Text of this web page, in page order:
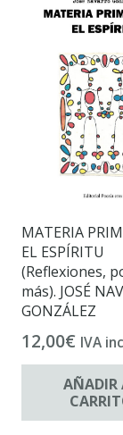
MATERIA
EL ESPÍRITU
(Reflexiones,
más). JOSÉ
GONZÁLEZ
12,00€ IVA
AÑADIR